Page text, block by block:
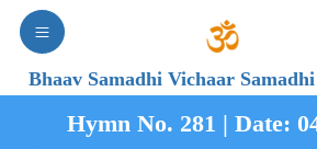
Bhaav Samadhi Vichaar
Hymn No. 281 | Date: